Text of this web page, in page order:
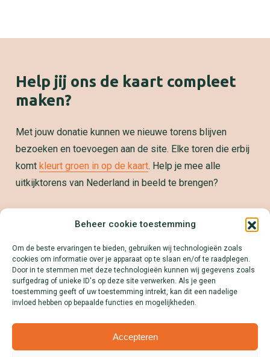
Beheer cookie toestemming
Om de beste ervaringen te bieden, gebruiken wij technologieën zoals
cookies om informatie over je apparaat op te slaan en/of te raadplegen.
Door in te stemmen met deze technologieën kunnen wij gegevens zoals
surfgedrag of unieke ID's op deze site verwerken. Als je geen
toestemming geeft of uw toestemming intrekt, kan dit een nadelige
invloed hebben op bepaalde functies en mogelijkheden.
Accepteren
Help jij ons de kaart compleet
maken?
Met jouw donatie kunnen we nieuwe torens blijven
bezoeken en toevoegen aan de site. Elke toren die erbij
komt kleurt groen in op de kaart. Help je mee alle
uitkijktorens van Nederland in beeld te brengen?
Samenwerken?
kaart! Download onze Mediakit en ontdek alle
mogelijkheden.
Lees meer